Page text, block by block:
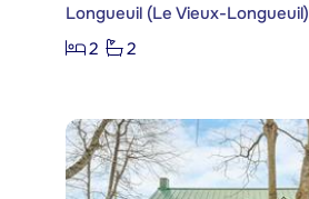
Longueuil (Le Vieux-Longueuil)
2
2